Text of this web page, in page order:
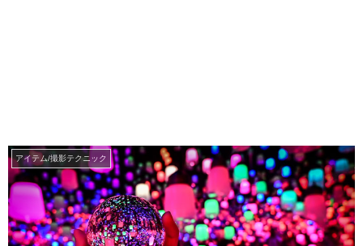
アイテム/撮影テクニック